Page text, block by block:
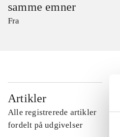
samme emner
Fra
Artikler
Alle registrerede artikler
fordelt på udgivelser